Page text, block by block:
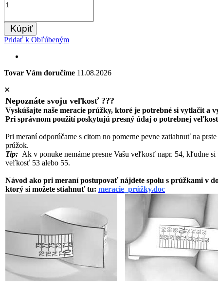
Kúpiť
Pridať k Obľúbeným
Tovar Vám doručíme 11.08.2026
✕
Nepoznáte svoju veľkosť ???
Vyskúšajte naše meracie prúžky, ktoré je potrebné si vytlačit a
Pri správnom použití poskytujú presný údaj o potrebnej
Pri meraní odporúčame s citom no pomerne pevne zatiahnuť na
prúžok.
Tip: Ak v ponuke nemáme presne Vašu veľkosť napr. 54, kľudne si
veľkosť 53 alebo 55.
Návod ako pri meraní postupovať nájdete spolu s prúžkami v
ktorý si možete stiahnuť tu: meracie_prúžky.doc